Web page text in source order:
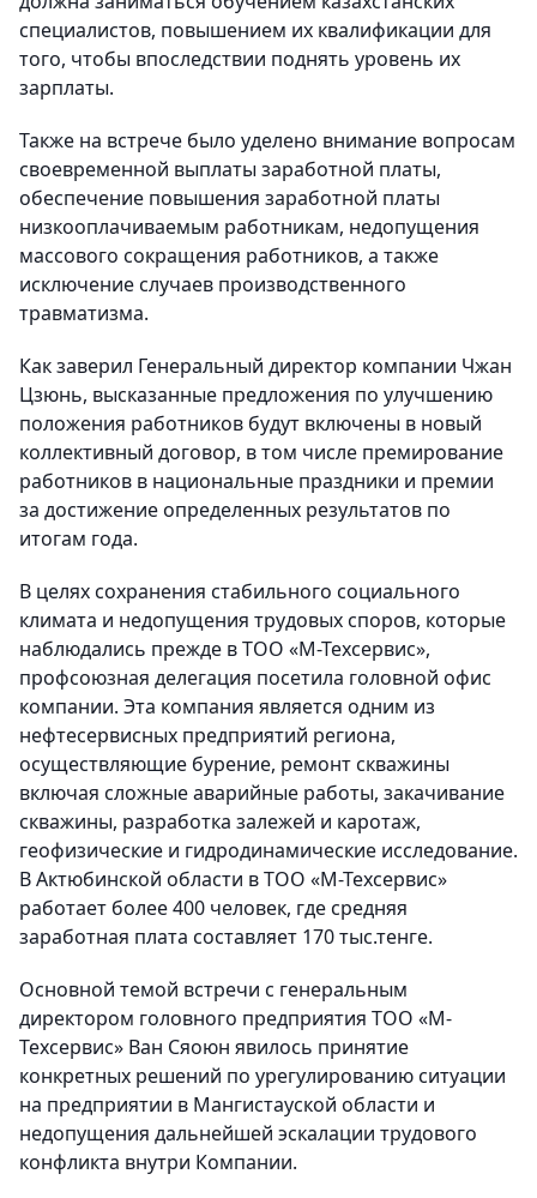
специалистов, повышением их квалификации для
того, чтобы впоследствии поднять уровень их
зарплаты.
Также на встрече было уделено внимание вопросам
своевременной выплаты заработной платы,
обеспечение повышения заработной платы
низкооплачиваемым работникам, недопущения
массового сокращения работников, а также
исключение случаев производственного
травматизма.
Как заверил Генеральный директор компании Чжан
Цзюнь, высказанные предложения по улучшению
положения работников будут включены в новый
коллективный договор, в том числе премирование
работников в национальные праздники и премии
за достижение определенных результатов по
итогам года.
В целях сохранения стабильного социального
климата и недопущения трудовых споров, которые
наблюдались прежде в ТОО «М-Техсервис»,
профсоюзная делегация посетила головной офис
компании. Эта компания является одним из
нефтесервисных предприятий региона,
осуществляющие бурение, ремонт скважины
включая сложные аварийные работы, закачивание
скважины, разработка залежей и каротаж,
геофизические и гидродинамические исследование.
В Актюбинской области в ТОО «М-Техсервис»
работает более 400 человек, где средняя
заработная плата составляет 170 тыс.тенге.
Основной темой встречи с генеральным
директором головного предприятия ТОО «М-
Техсервис» Ван Сяоюн явилось принятие
конкретных решений по урегулированию ситуации
на предприятии в Мангистауской области и
недопущения дальнейшей эскалации трудового
конфликта внутри Компании.